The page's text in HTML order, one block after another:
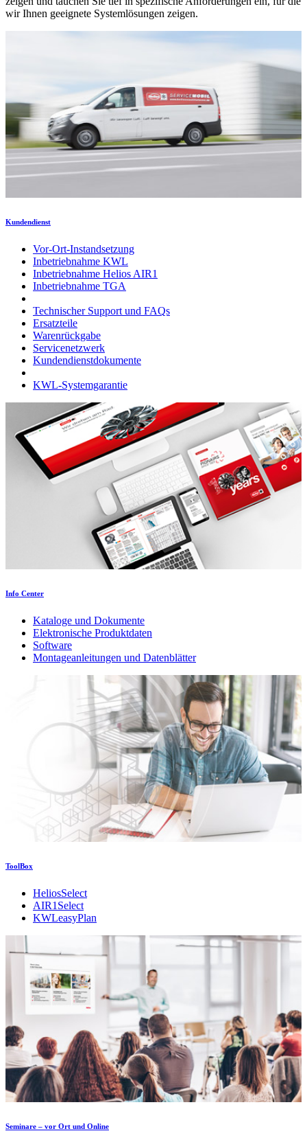
wir Ihnen geeignete Systemlösungen zeigen.
Kundendienst
Vor-Ort-Instandsetzung
Inbetriebnahme KWL
Inbetriebnahme Helios AIR1
Inbetriebnahme TGA
Technischer Support und FAQs
Ersatzteile
Warenrückgabe
Servicenetzwerk
Kundendienstdokumente
KWL-Systemgarantie
Info Center
Kataloge und Dokumente
Elektronische Produktdaten
Software
Montageanleitungen und Datenblätter
ToolBox
HeliosSelect
AIR1Select
KWLeasyPlan
Seminare – vor Ort und Online